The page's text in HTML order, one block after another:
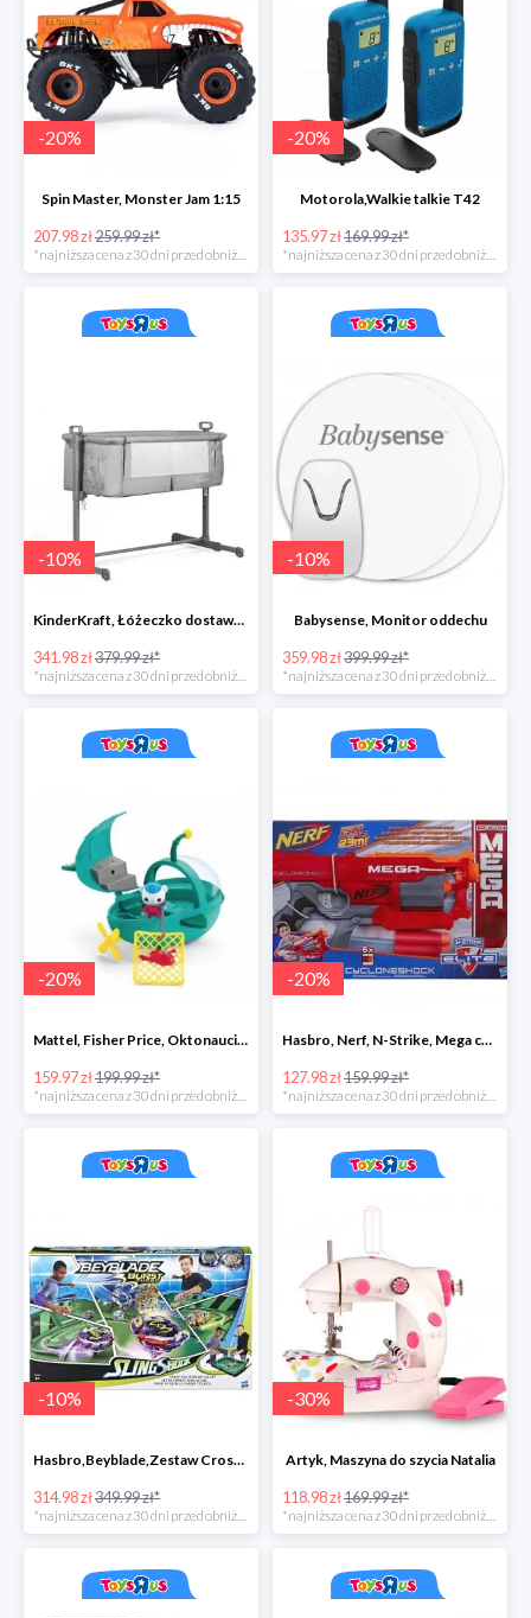
-20%
Spin Master, Monster Jam 1:15
207.98 zł259.99 zł*
*najniższa cena z 30 dni przed obniżką
-20%
Motorola,Walkie talkie T42
135.97 zł169.99 zł*
*najniższa cena z 30 dni przed obniżką
-10%
KinderKraft, Łóżeczko dostawne NESTE, szary
341.98 zł379.99 zł*
-10%
Babysense, Monitor oddechu
359.98 zł399.99 zł*
-20%
Mattel, Fisher Price, Oktonauci, Pojazd ratunkowy pływak
159.97 zł199.99 zł*
-20%
Hasbro, Nerf, N-Strike, Mega cyclon
127.98 zł159.99 zł*
-10%
Hasbro,Beyblade,Zestaw Cross collision battle -35zł
314.98 zł349.99 zł*
*najniższa cena z 30 dni przed obniżką
-30%
Artyk, Maszyna do szycia Natalia
118.98 zł169.99 zł*
*najniższa cena z 30 dni przed obniżką